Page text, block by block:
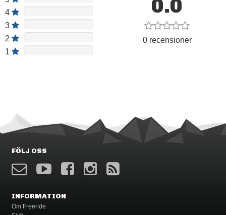
4
3
2
1
0.0
0 recensioner
FÖLJ OSS
INFORMATION
Om Freeride